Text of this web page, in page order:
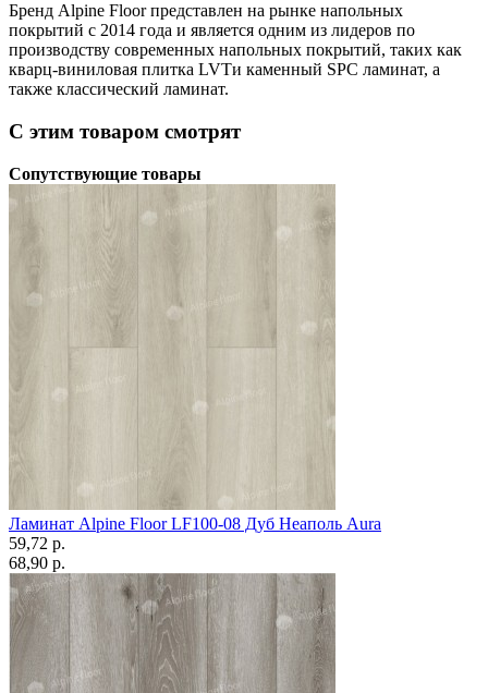
Бренд Alpine Floor представлен на рынке напольных
покрытий с 2014 года и является одним из лидеров по
производству современных напольных покрытий, таких как
кварц-виниловая плитка LVTи каменный SPC ламинат, а
также классический ламинат.
С этим товаром смотрят
Сопутствующие товары
Ламинат Alpine Floor LF100-08 Дуб Неаполь Aura
59,72 p.
68,90 p.